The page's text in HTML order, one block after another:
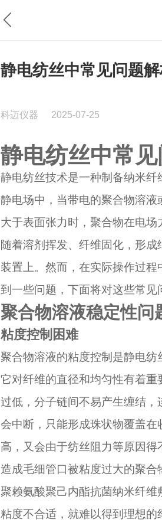
静电纺丝中常见问题
科迈仪器 2025-07-25
静电纺丝中常
静电纺丝技术是一种制备纳米纤
静电场中，当带电的聚合物溶液
大于表面张力时，聚合物在电
随着溶剂挥发、纤维固化，形
装置上。然而，在实际操作过程
到一些问题，下面将对这些常见
聚合物溶液稳定性问
粘度控制困难
聚合物溶液的粘度控制是静电纺
它对纤维的直径和均匀性有着重
过低，分子链间不易产生缠结，
会中断，只能形成珠状物覆盖在
高，又会由于纺丝阻力等原因
造成毛细管口被粘度过大的聚合
聚赖氨酸聚己内酯抗菌纳米纤维
粘度不合适，就难以得到理想的